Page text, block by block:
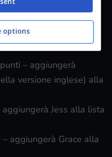
– aggiungerà Boomer
– aggiungerà Sharky
– aggiungerà
versione inglese) alla
Jess alla lista
aggiungerà Grace alla
options